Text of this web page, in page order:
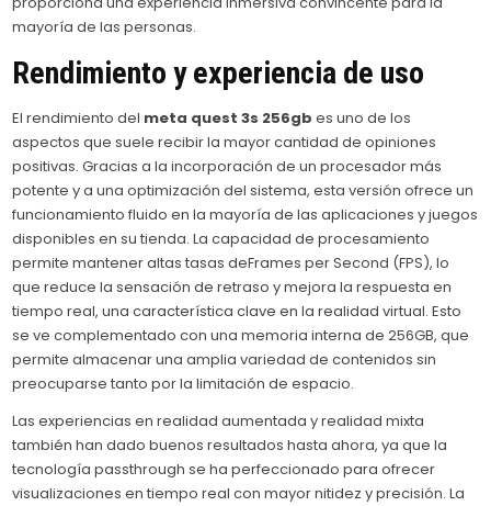
mayoría de las personas.
Rendimiento y experiencia de uso
El rendimiento del meta quest 3s 256gb es uno de los
aspectos que suele recibir la mayor cantidad de opiniones
positivas. Gracias a la incorporación de un procesador más
potente y a una optimización del sistema, esta versión ofrece un
funcionamiento fluido en la mayoría de las aplicaciones y juegos
disponibles en su tienda. La capacidad de procesamiento
permite mantener altas tasas deFrames per Second (FPS), lo
que reduce la sensación de retraso y mejora la respuesta en
tiempo real, una característica clave en la realidad virtual. Esto
se ve complementado con una memoria interna de 256GB, que
permite almacenar una amplia variedad de contenidos sin
preocuparse tanto por la limitación de espacio.
Las experiencias en realidad aumentada y realidad mixta
también han dado buenos resultados hasta ahora, ya que la
tecnología passthrough se ha perfeccionado para ofrecer
visualizaciones en tiempo real con mayor nitidez y precisión. La